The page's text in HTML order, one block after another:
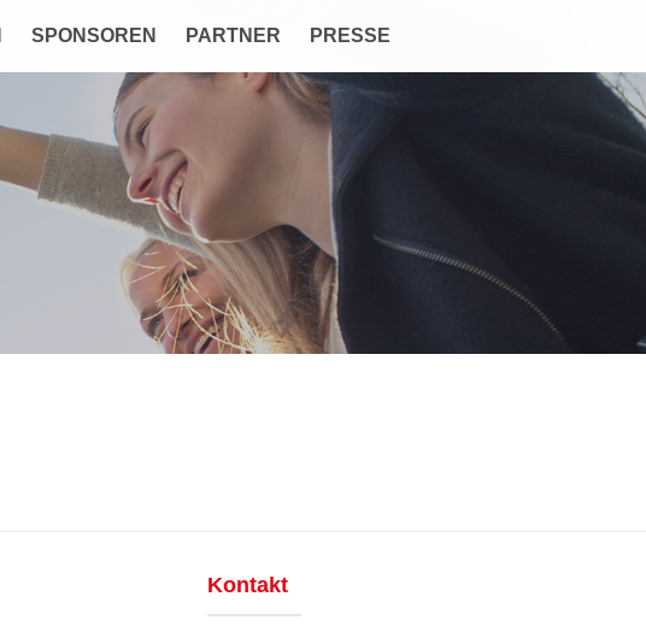
SPONSOREN PARTNER PRESSE
Kontakt